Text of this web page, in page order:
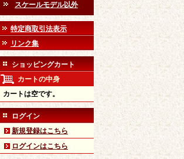
スケールモデル以外
特定商取引法表示
リンク集
ショッピングカート
カートの中身
カートは空です。
ログイン
新規登録はこちら
ログインはこちら